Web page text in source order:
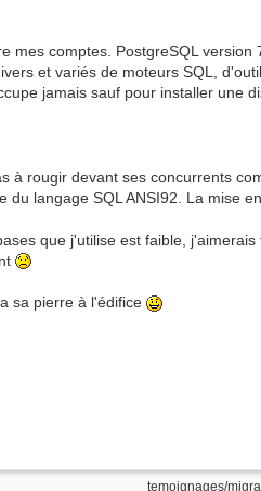
mes comptes. PostgreSQL
et variés de moteurs SQL,
jamais sauf pour installer une
à rougir devant ses concurrents
langage SQL ANSI92. La mise
que j'utilise est faible,
sa pierre à l'édifice
temoignages/